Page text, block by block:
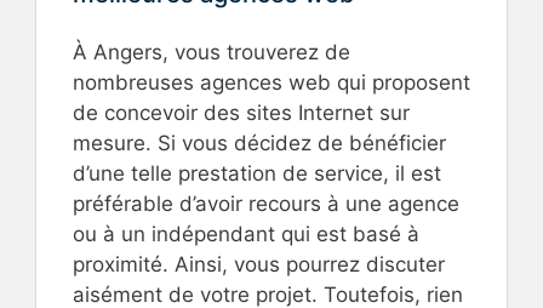
À Angers, vous trouverez de
nombreuses agences web qui proposent
de concevoir des sites Internet sur
mesure. Si vous décidez de bénéficier
d’une telle prestation de service, il est
préférable d’avoir recours à une agence
ou à un indépendant qui est basé à
proximité. Ainsi, vous pourrez discuter
aisément de votre projet. Toutefois, rien